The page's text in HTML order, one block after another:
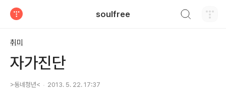
soulfree
취미
자가진단
>동네청년< 2013. 5. 22. 17:37